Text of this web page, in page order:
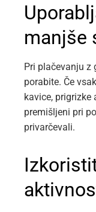
manjše
Pri plačevanju z
porabite. Če
kavice, prigrizke
premišljeni pri
privarčevali.